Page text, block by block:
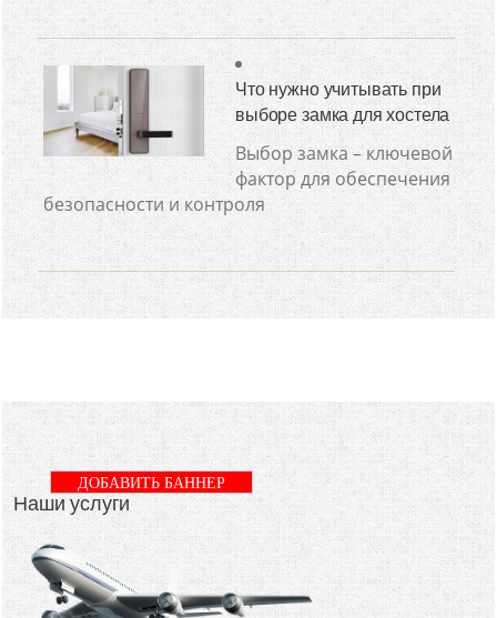
Что нужно учитывать при
выборе замка для хостела
Выбор замка – ключевой
фактор для обеспечения
безопасности и контроля
Наши услуги
ДОБАВИТЬ БАННЕР